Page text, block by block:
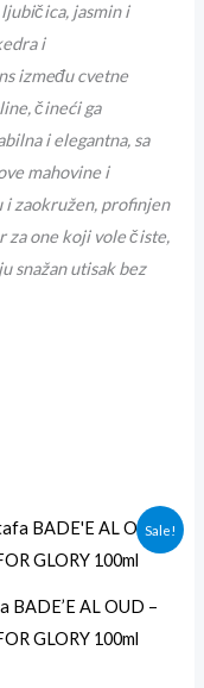
jasmin i
i
između cvetne
čineći ga
i elegantna, sa
mahovine i
i zaokružen, profinjen
za one koji vole čiste,
snažan utisak bez
Sale!
BADE’E AL OUD –
GLORY 100ml
Originalna
cena
je
4,200.00rsd.
Trenutna
cena
je: